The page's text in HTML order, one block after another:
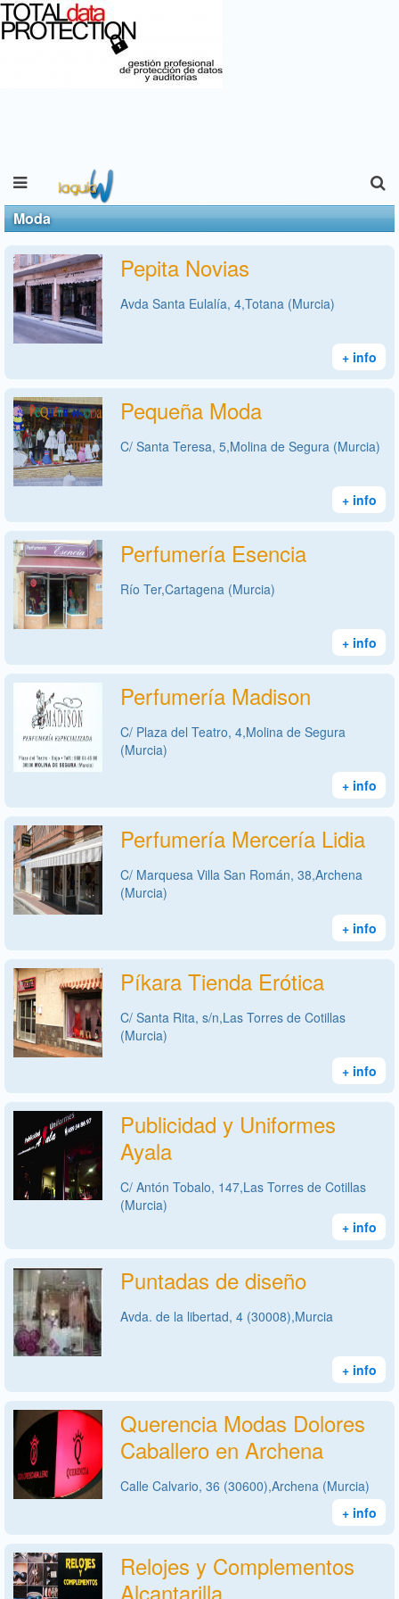
Moda
Pepita Novias
Avda Santa Eulalía, 4,Totana (Murcia)
+ info
Pequeña Moda
C/ Santa Teresa, 5,Molina de Segura (Murcia)
+ info
Perfumería Esencia
Río Ter,Cartagena (Murcia)
+ info
Perfumería Madison
C/ Plaza del Teatro, 4,Molina de Segura
(Murcia)
+ info
Perfumería Mercería Lidia
C/ Marquesa Villa San Román, 38,Archena
(Murcia)
+ info
Píkara Tienda Erótica
C/ Santa Rita, s/n,Las Torres de Cotillas
(Murcia)
+ info
Publicidad y Uniformes
Ayala
C/ Antón Tobalo, 147,Las Torres de Cotillas
(Murcia)
+ info
Puntadas de diseño
Avda. de la libertad, 4 (30008),Murcia
+ info
Querencia Modas Dolores
Caballero en Archena
Calle Calvario, 36 (30600),Archena (Murcia)
+ info
Relojes y Complementos
Alcantarilla